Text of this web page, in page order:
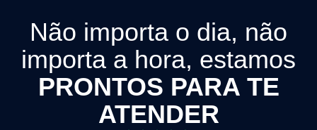
Não importa o dia, não
importa a hora, estamos
PRONTOS PARA TE
ATENDER